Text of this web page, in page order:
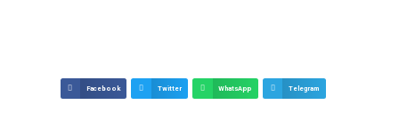
Facebook Twitter WhatsApp Telegram